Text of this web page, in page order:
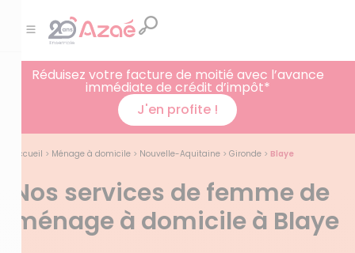
Réduisez votre facture de moitié avec l’avance
immédiate de crédit d’impôt*
J'en profite !
Accueil > Ménage à domicile > Nouvelle-Aquitaine > Gironde > Blaye
Nos services de femme de
ménage à domicile à Blaye